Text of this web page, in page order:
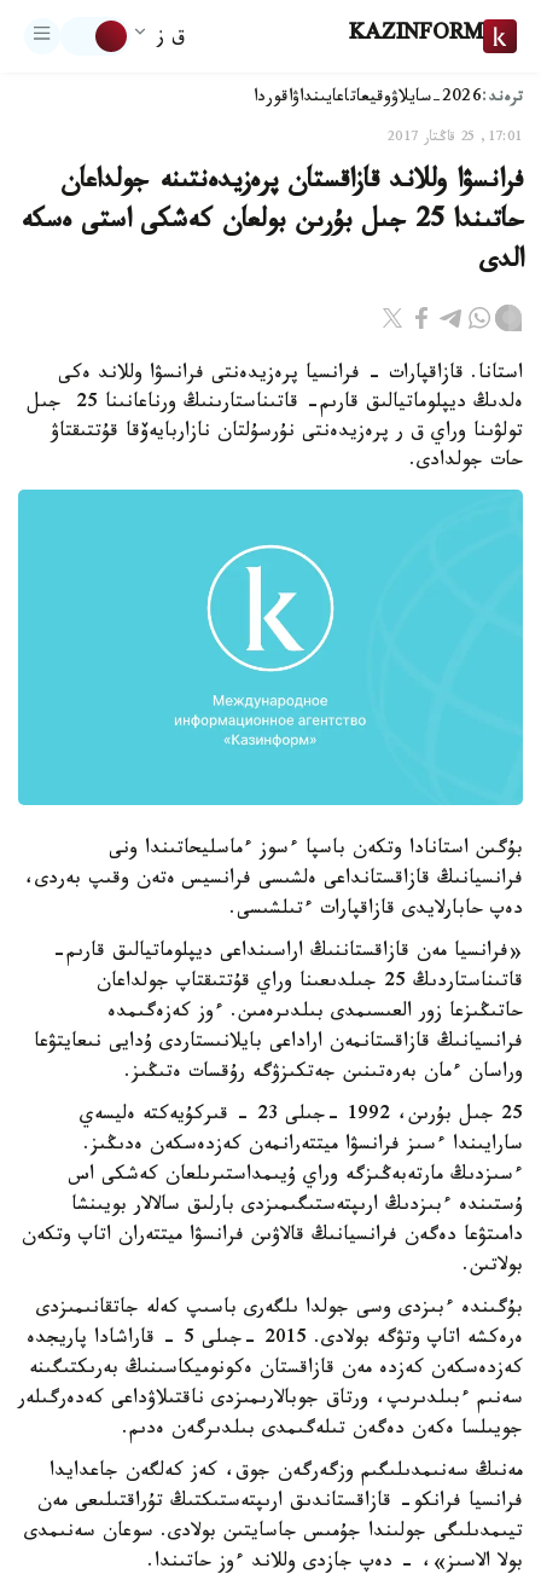
KAZINFORM ق ز
ترەند:2026-سايلاۋ وقيعاتاعايىنداۋاقوردا
17:01, 25 قاڭتار 2017
فرانسۋا وللاند قازاقستان پرەزيدەنتىنە جولداعان
حاتىندا 25 جىل بۇرىن بولعان كەشكى استى ەسكە
الدى
استانا. قازاقپارات - فرانسيا پرەزيدەنتى فرانسۋا وللاند ەكى
ەلدىڭ ديپلوماتيالىق قارىم- قاتىناستارىنىڭ ورناعانىنا 25 جىل
تولۋىنا وراي ق ر پرەزيدەنتى نۇرسۇلتان نازاربايەۆقا قۇتتىقتاۋ
حات جولدادى.
بۇگىن استانادا وتكەن باسپا ءسوز ءماسليحاتىندا ونى
فرانسيانىڭ قازاقستانداعى ەلشىسى فرانسيس ەتەن وقىپ بەردى،
دەپ حابارلايدى قازاقپارات ءتىلشىسى.
«فرانسيا مەن قازاقستاننىڭ اراسىنداعى ديپلوماتيالىق قارىم-
قاتىناستاردىڭ 25 جىلدىعىنا وراي قۇتتىقتاپ جولداعان
حاتىڭىزعا زور العىسىمدى بىلدىرەمىن. ءوز كەزەگىمدە
فرانسيانىڭ قازاقستانمەن اراداعى بايلانىستاردى ۇدايى نىعايتۋعا
وراسان ءمان بەرەتىنىن جەتكىزۋگە رۇقسات ەتىڭىز.
25 جىل بۇرىن، 1992 -جىلى 23 - قىركۇيەكتە ەليسەي
سارايىندا ءسىز فرانسۋا ميتتەرانمەن كەزدەسكەن ەدىڭىز.
ءسىزدىڭ مارتەبەڭىزگە وراي ۇيىمداستىرىلعان كەشكى اس
ۇستىندە ءبىزدىڭ ارىپتەستىگىمىزدى بارلىق سالالار بويىنشا
دامىتۋعا دەگەن فرانسيانىڭ قالاۋىن فرانسۋا ميتتەران اتاپ وتكەن
بولاتىن.
بۇگىندە ءبىزدى وسى جولدا ىلگەرى باسىپ كەلە جاتقانىمىزدى
ەرەكشە اتاپ وتۋگە بولادى. 2015 -جىلى 5 - قاراشادا پاريجدە
كەزدەسكەن كەزدە مەن قازاقستان ەكونوميكاسىنىڭ بەرىكتىگىنە
سەنىم ءبىلدىرىپ، ورتاق جوبالارىمىزدى ناقتىلاۋداعى كەدەرگىلەر
جويىلسا ەكەن دەگەن تىلەگىمدى بىلدىرگەن ەدىم.
مەنىڭ سەنىمدىلىگىم وزگەرگەن جوق، كەز كەلگەن جاعدايدا
فرانسيا فرانكو- قازاقستاندىق ارىپتەستىكتىڭ تۇراقتىلىعى مەن
تيىمدىلىگى جولىندا جۇمىس جاسايتىن بولادى. سوعان سەنىمدى
بولا الاسىز»، - دەپ جازدى وللاند ءوز حاتىندا.